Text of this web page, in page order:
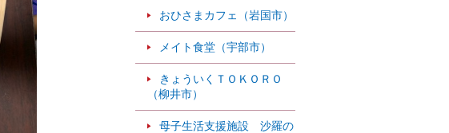
おひさまカフェ（岩国市）
メイト食堂（宇部市）
きょういくＴＯＫＯＲＯ
（柳井市）
母子生活支援施設 沙羅の